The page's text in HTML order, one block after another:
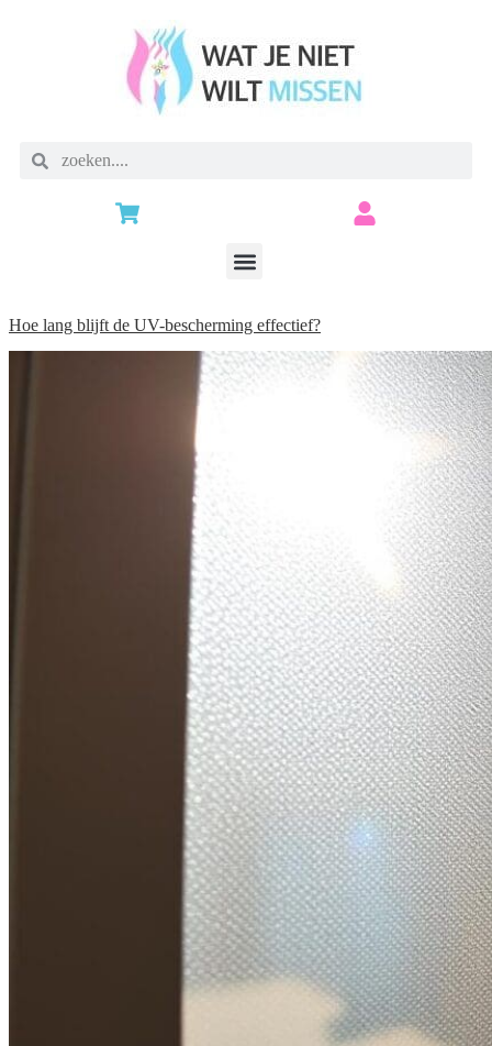
Hoe lang blijft de UV-bescherming effectief?